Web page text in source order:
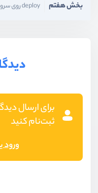
بخش هفتم deploy روی سرور
برای ارسال
ثبت‌نام کنید
ورود